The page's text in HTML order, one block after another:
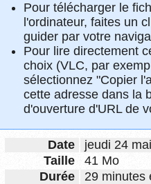
Pour télécharger le
l'ordinateur, faites un
guider par votre
Pour lire directement
choix (VLC, par
sélectionnez "Copier
cette adresse dans la
d'ouverture d'URL de
Date
jeudi 24
Taille
41 Mo
Durée
29 minutes